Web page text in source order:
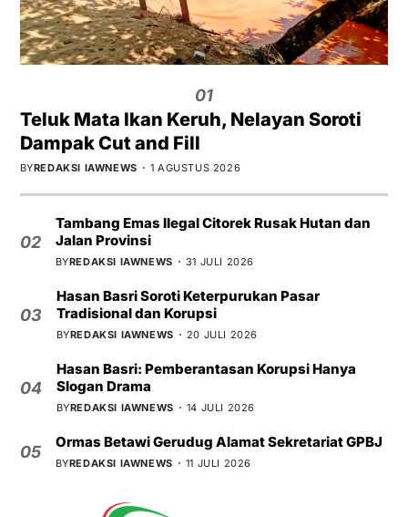
01
Teluk Mata Ikan Keruh, Nelayan Soroti
Dampak Cut and Fill
BYREDAKSI IAWNEWS 1 AGUSTUS 2026
02
Tambang Emas Ilegal Citorek Rusak Hutan dan
Jalan Provinsi
BYREDAKSI IAWNEWS 31 JULI 2026
03
Hasan Basri Soroti Keterpurukan Pasar
Tradisional dan Korupsi
BYREDAKSI IAWNEWS 20 JULI 2026
04
Hasan Basri: Pemberantasan Korupsi Hanya
Slogan Drama
BYREDAKSI IAWNEWS 14 JULI 2026
05
Ormas Betawi Gerudug Alamat Sekretariat GPBJ
BYREDAKSI IAWNEWS 11 JULI 2026